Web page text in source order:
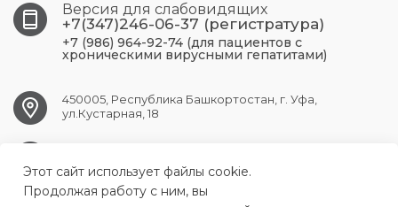
Версия для слабовидящих
+7(347)246-06-37 (регистратура)
+7 (986) 964-92-74 (для пациентов с
хроническими вирусными гепатитами)
450005, Республика Башкортостан, г. Уфа,
ул.Кустарная, 18
Этот сайт использует файлы cookie.
Продолжая работу с ним, вы